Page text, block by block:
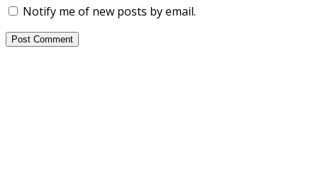
Notify me of new posts by email.